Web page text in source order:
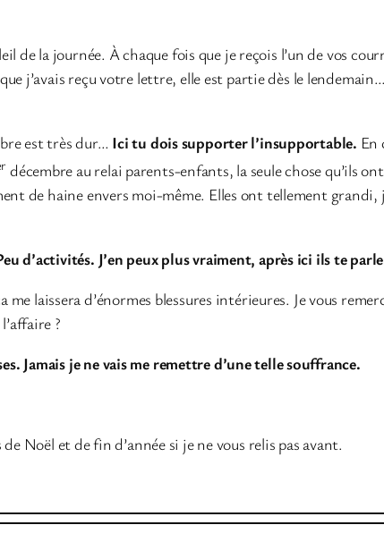
de la journée. À chaque fois que je reçois l’un de vos
j’avais reçu votre lettre, elle est partie dès le
est très dur… Ici tu dois supporter l’insupportable. En
décembre au relai parents-enfants, la seule chose qu’ils
de haine envers moi-même. Elles ont tellement grandi,
d’activités. J’en peux plus vraiment, après ici ils te
me laissera d’énormes blessures intérieures. Je vous
?
Jamais je ne vais me remettre d’une telle souffrance.
Noël et de fin d’année si je ne vous relis pas avant.